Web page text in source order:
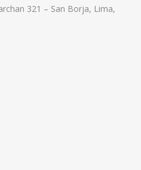
321 – San Borja, Lima,